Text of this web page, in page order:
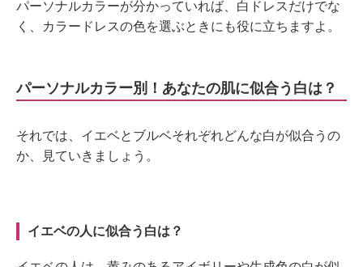
パーソナルカラーが分かっていれば、白ドレスだけでな
く、カラードレスの色を選ぶときにも役に立ちますよ。
パーソナルカラー別！あなたの肌に似合う白は？
それでは、イエベとブルベそれぞれどんな白が似合うの
か、見ていきましょう。
イエベの人に似合う白は？